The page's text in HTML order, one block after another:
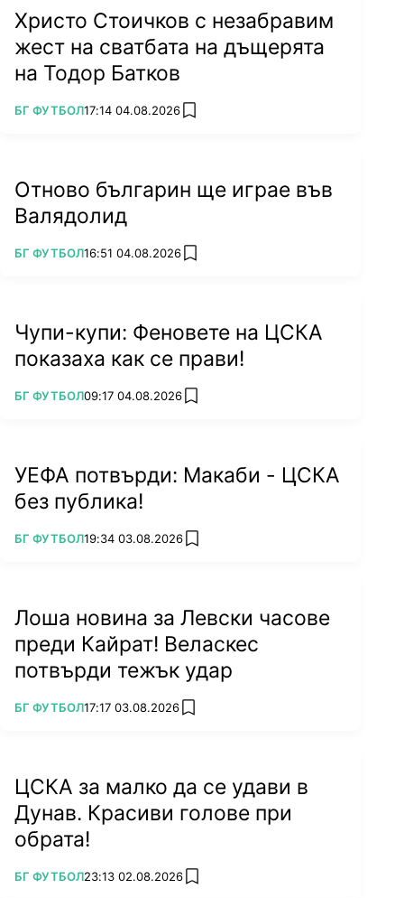
Христо Стоичков с незабравим
жест на сватбата на дъщерята
на Тодор Батков
ПОВЕЧЕ ОТ
БГ ФУТБОЛ17:14 04.08.2026 add favorites
Отново българин ще играе във
Валядолид
ПОВЕЧЕ ОТ
БГ ФУТБОЛ16:51 04.08.2026 add favorites
Чупи-купи: Феновете на ЦСКА
показаха как се прави!
ПОВЕЧЕ ОТ
БГ ФУТБОЛ09:17 04.08.2026 add favorites
УЕФА потвърди: Макаби - ЦСКА
без публика!
ПОВЕЧЕ ОТ
БГ ФУТБОЛ19:34 03.08.2026 add favorites
Лоша новина за Левски часове
преди Кайрат! Веласкес
потвърди тежък удар
ПОВЕЧЕ ОТ
БГ ФУТБОЛ17:17 03.08.2026 add favorites
ЦСКА за малко да се удави в
Дунав. Красиви голове при
обрата!
ПОВЕЧЕ ОТ
БГ ФУТБОЛ23:13 02.08.2026 add favorites